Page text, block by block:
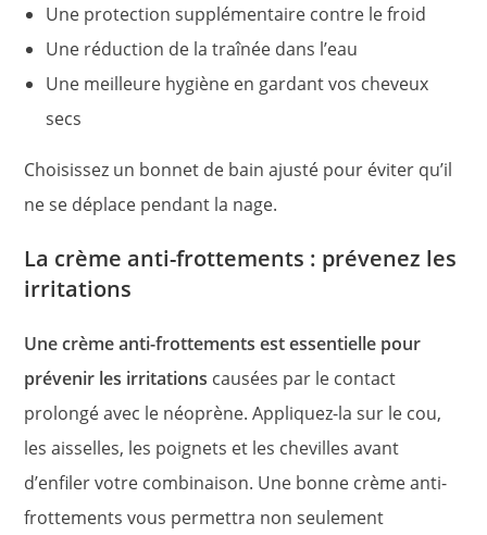
Une protection supplémentaire contre le froid
Une réduction de la traînée dans l’eau
Une meilleure hygiène en gardant vos cheveux
secs
Choisissez un bonnet de bain ajusté pour éviter qu’il
ne se déplace pendant la nage.
La crème anti-frottements : prévenez les
irritations
Une crème anti-frottements est essentielle pour
prévenir les irritations causées par le contact
prolongé avec le néoprène. Appliquez-la sur le cou,
les aisselles, les poignets et les chevilles avant
d’enfiler votre combinaison. Une bonne crème anti-
frottements vous permettra non seulement